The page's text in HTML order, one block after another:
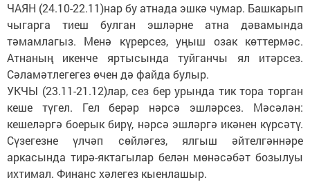
ЧАЯН (24.10-22.11)нар бу атнада эшкә чумар. Башкарып
чыгарга тиеш булган эшләрне атна дәвамында
тәмамлагыз. Менә күрерсез, уңыш озак көттермәс.
Атнаның икенче яртысында туйганчы ял итәрсез.
Сәламәтлегегез өчен дә файда булыр.
УКЧЫ (23.11-21.12)лар, сез бер урында тик тора торган
кеше түгел. Гел берәр нәрсә эшләрсез. Мәсәлән:
кешеләргә боерык бирү, нәрсә эшләргә икәнен күрсәтү.
Сүзегезне үлчәп сөйләгез, ялгыш әйтелгәннәре
аркасында тирә-яктагылар белән мөнәсәбәт бозылуы
ихтимал. Финанс хәлегез кыенлашыр.